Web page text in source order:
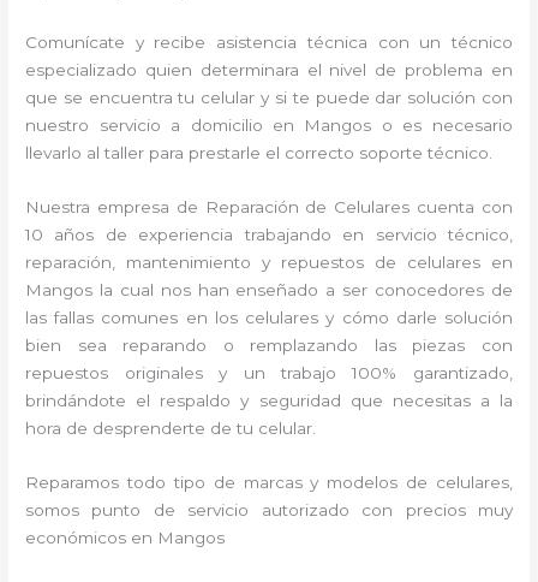
Comunícate y recibe asistencia técnica con un técnico
especializado quien determinara el nivel de problema en
que se encuentra tu celular y si te puede dar solución con
nuestro servicio a domicilio en Mangos o es necesario
llevarlo al taller para prestarle el correcto soporte técnico.
Nuestra empresa de Reparación de Celulares cuenta con
10 años de experiencia trabajando en servicio técnico,
reparación, mantenimiento y repuestos de celulares en
Mangos la cual nos han enseñado a ser conocedores de
las fallas comunes en los celulares y cómo darle solución
bien sea reparando o remplazando las piezas con
repuestos originales y un trabajo 100% garantizado,
brindándote el respaldo y seguridad que necesitas a la
hora de desprenderte de tu celular.
Reparamos todo tipo de marcas y modelos de celulares,
somos punto de servicio autorizado con precios muy
económicos en Mangos